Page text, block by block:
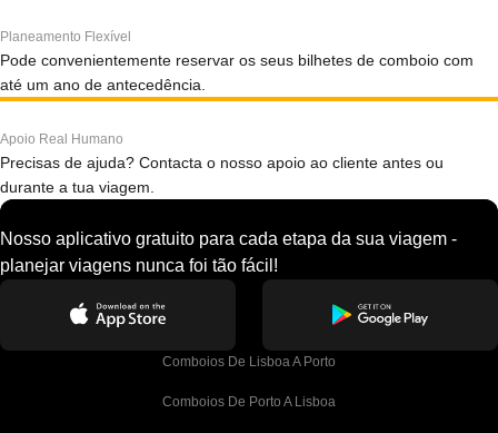
Planeamento Flexível
Pode convenientemente reservar os seus bilhetes de comboio com
até um ano de antecedência.
Apoio Real Humano
Precisas de ajuda? Contacta o nosso apoio ao cliente antes ou
durante a tua viagem.
Nosso aplicativo gratuito para cada etapa da sua viagem -
planejar viagens nunca foi tão fácil!
Comboios De Lisboa A Porto
Comboios De Porto A Lisboa